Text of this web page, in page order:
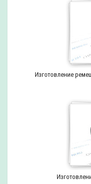
Изготовление